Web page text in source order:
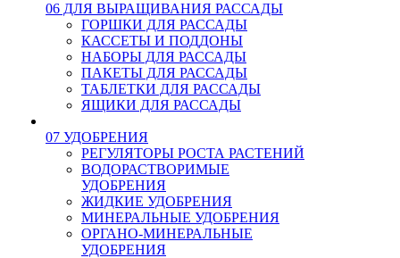
06 ДЛЯ ВЫРАЩИВАНИЯ РАССАДЫ
ГОРШКИ ДЛЯ РАССАДЫ
КАССЕТЫ И ПОДДОНЫ
НАБОРЫ ДЛЯ РАССАДЫ
ПАКЕТЫ ДЛЯ РАССАДЫ
ТАБЛЕТКИ ДЛЯ РАССАДЫ
ЯЩИКИ ДЛЯ РАССАДЫ
07 УДОБРЕНИЯ
РЕГУЛЯТОРЫ РОСТА РАСТЕНИЙ
ВОДОРАСТВОРИМЫЕ
УДОБРЕНИЯ
ЖИДКИЕ УДОБРЕНИЯ
МИНЕРАЛЬНЫЕ УДОБРЕНИЯ
ОРГАНО-МИНЕРАЛЬНЫЕ
УДОБРЕНИЯ